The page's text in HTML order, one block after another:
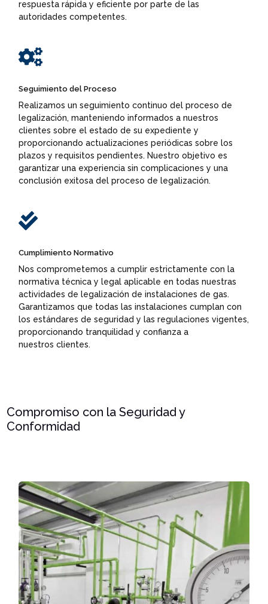
respuesta rápida y eficiente por parte de las
autoridades competentes.

Seguimiento del Proceso
Realizamos un seguimiento continuo del proceso de
legalización, manteniendo informados a nuestros
clientes sobre el estado de su expediente y
proporcionando actualizaciones periódicas sobre los
plazos y requisitos pendientes. Nuestro objetivo es
garantizar una experiencia sin complicaciones y una
conclusión exitosa del proceso de legalización.

Cumplimiento Normativo
Nos comprometemos a cumplir estrictamente con la
normativa técnica y legal aplicable en todas nuestras
actividades de legalización de instalaciones de gas.
Garantizamos que todas las instalaciones cumplan con
los estándares de seguridad y las regulaciones vigentes,
proporcionando tranquilidad y confianza a
nuestros clientes.
Compromiso con la Seguridad y
Conformidad